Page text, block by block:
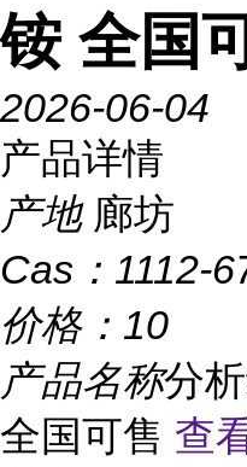
铵 全国
2026-06-04
产品详情
产地 廊坊
Cas： 1112-
价格： 10
产品名称分
全国可售 查